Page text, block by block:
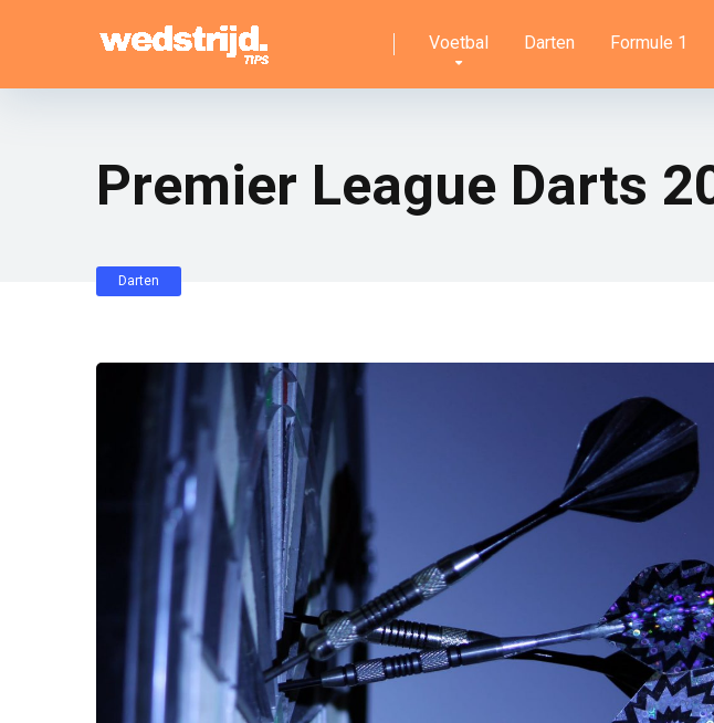
Voetbal Darten Formule 1
Premier League Darts
Darten